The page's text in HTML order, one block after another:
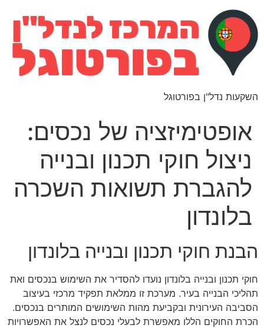
השקעות נדל"ן בפורטוגל
אופטימיזציה של נכסים:
ניצול חוקי תכנון ובנייה
להגברת תשואות השכרה
בלונדון
הבנת חוקי תכנון ובנייה בלונדון
חוקי תכנון ובנייה בלונדון נועדו להסדיר את השימוש בנכסים ואת
תהליכי הבנייה בעיר. מערכת זו ממלאת תפקיד מרכזי בעיצוב
הסביבה העירונית ובקביעת מהות השימושים המותרים בנכסים.
הכרת החוקים הללו מאפשרת לבעלי נכסים לנצל את האפשרויות